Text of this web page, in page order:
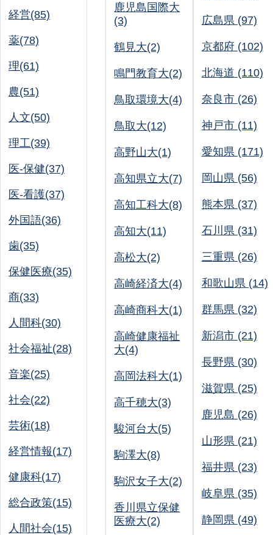
経営(85)
薬(78)
理(61)
農(51)
人文(50)
理工(39)
医-保健(37)
医-看護(37)
外国語(36)
歯(35)
保健医療(35)
商(33)
人間科(30)
社会福祉(28)
音楽(25)
社会(22)
芸術(18)
経営情報(17)
健康科(17)
総合政策(15)
人間社会(15)
鹿児島国際大
(3)
鶴見大(2)
鳴門教育大(2)
鳥取環境大(4)
鳥取大(12)
高野山大(1)
高知県立大(7)
高知工科大(8)
高知大(11)
高松大(2)
高崎経済大(4)
高崎商科大(1)
高崎健康福祉
大(4)
高岡法科大(1)
高千穂大(3)
駿河台大(5)
駒澤大(8)
駒沢女子大(2)
香川県立保健
医療大(2)
広島県 (97)
京都府 (102)
北海道 (110)
奈良市 (26)
神戸市 (11)
愛知県 (171)
岡山県 (56)
熊本県 (37)
石川県 (31)
三重県 (26)
和歌山県 (14)
群馬県 (32)
新潟市 (21)
長野県 (30)
滋賀県 (25)
鹿児島 (26)
山形県 (21)
福井県 (23)
岐阜県 (35)
静岡県 (49)